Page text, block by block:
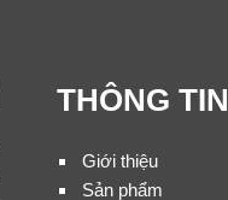
THÔNG TIN
Giới thiệu
Sản phẩm